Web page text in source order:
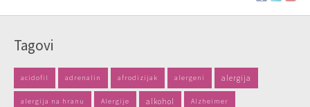
Tagovi
acidofil adrenalin afrodizijak alergeni alergija
alergija na hranu Alergije alkohol Alzheimer